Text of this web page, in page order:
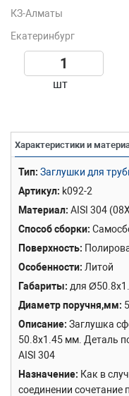
КЗ-Алматы
Екатеринбург
шт
Характеристики и
Тип Заглушки для
Артикул k092-2
Материал AISI 304
Способ сборки
Поверхность
Особенности Литой
Габариты для
Диаметр поручня,мм
Описание Заглушка
50.8х1.45 мм. Деталь
AISI 304
Назначение Как в
соединении сочетание